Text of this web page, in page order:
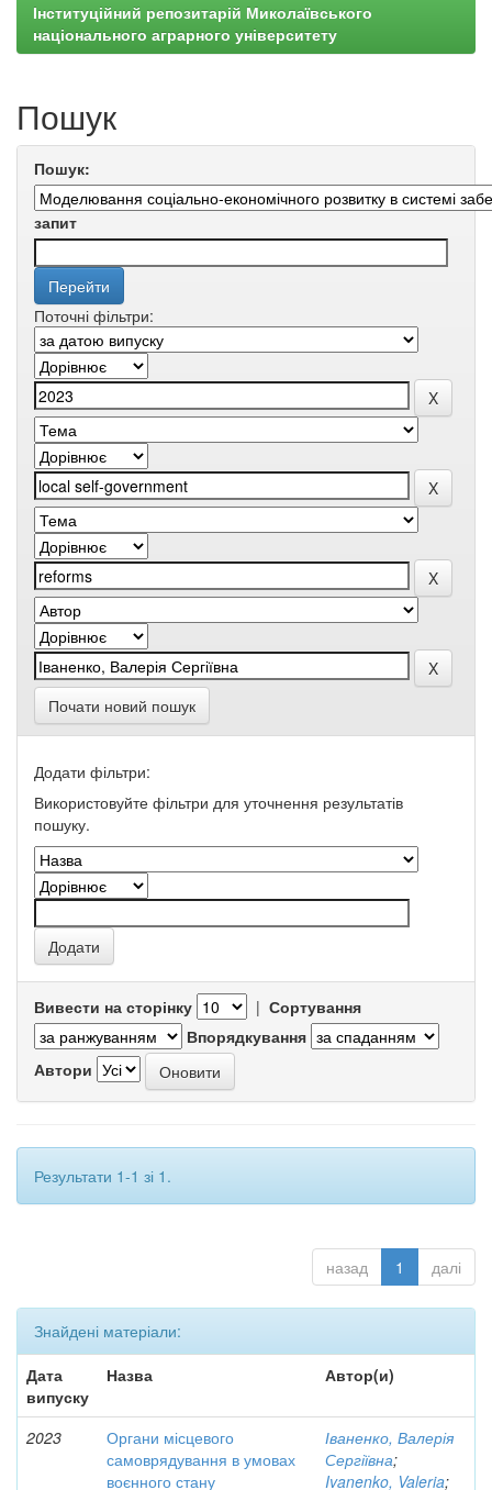
Інституційний репозитарій Миколаївського
національного аграрного університету
Пошук
Пошук:
запит
Поточні фільтри:
Почати новий пошук
Додати фільтри:
Використовуйте фільтри для уточнення результатів
пошуку.
Вивести на сторінку | Сортування
Впорядкування
Автори
Результати 1-1 зі 1.
назад 1 далі
Знайдені матеріали:
Дата
випуску
Назва Автор(и)
2023
Органи місцевого
самоврядування в умовах
воєнного стану
Іваненко, Валерія
Сергіївна;
Ivanenko, Valeria;